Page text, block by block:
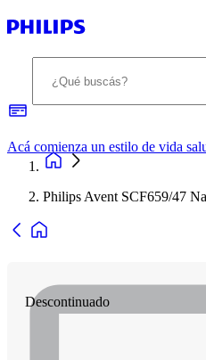
Philips Avent SCF659/47
Descontinuado